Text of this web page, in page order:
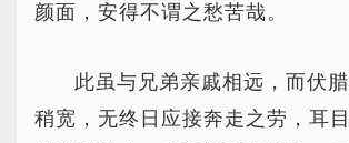
颜面，安得不谓之愁苦哉。
此虽与兄弟亲戚相远，而伏
稍宽，无终日应接奔走之劳，耳